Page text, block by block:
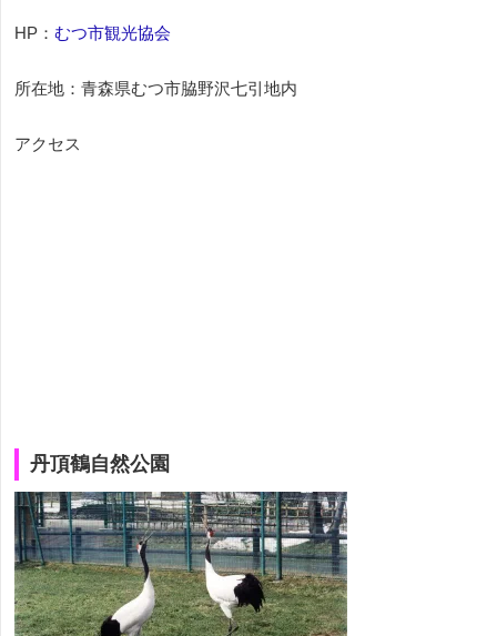
HP： むつ市観光協会
所在地：青森県むつ市脇野沢七引地内
アクセス
丹頂鶴自然公園